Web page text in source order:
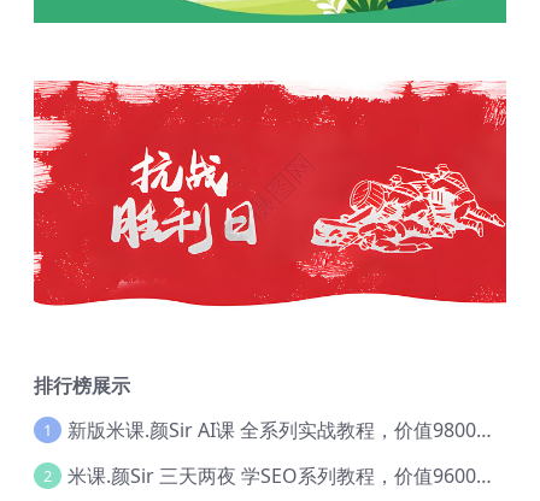
排行榜展示
1 新版米课.颜Sir AI课 全系列实战教程，价值9800，跨境首选！【Ag-0052】
2 米课.颜Sir 三天两夜 学SEO系列教程，价值9600元，跨境人都在学 【Ag-0056】